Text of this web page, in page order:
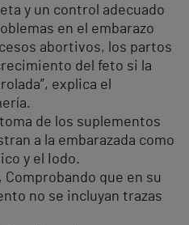
y un control adecuado
en el embarazo
abortivos, los partos
del feto si la
explica el
de los suplementos
a la embarazada como
y el Iodo.
que en su
no se incluyan trazas